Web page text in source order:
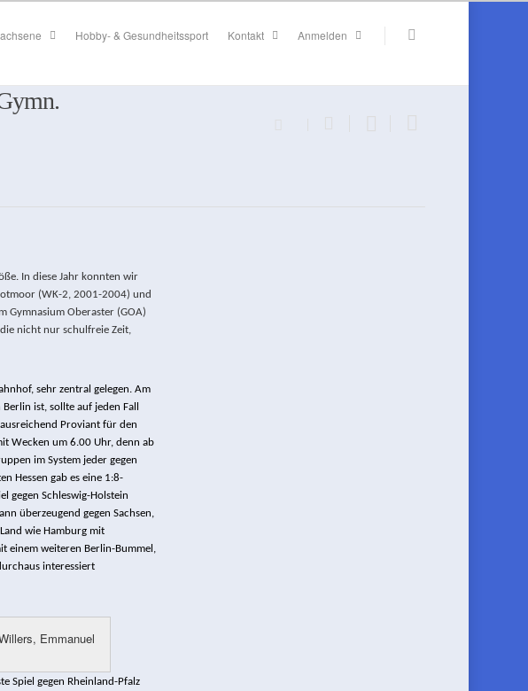
Hobby- & Gesundheitssport Kontakt Anmelden
In diese Jahr konnten wir
(WK-2, 2001-2004) und
Gymnasium Oberaster (GOA)
nicht nur schulfreie Zeit,
sehr zentral gelegen. Am
ist, sollte auf jeden Fall
Proviant für den
Wecken um 6.00 Uhr, denn ab
im System jeder gegen
Hessen gab es eine 1:8-
gegen Schleswig-Holstein
überzeugend gegen Sachsen,
wie Hamburg mit
einem weiteren Berlin-Bummel,
interessiert
Emmanuel
Spiel gegen Rheinland-Pfalz